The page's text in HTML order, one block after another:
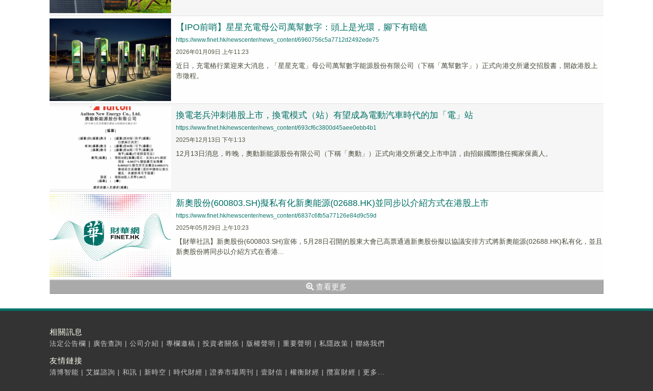
【IPO前哨】星星充電母公司萬幫數字：頭上是光環，腳下有暗礁
https://www.finet.hk/newscenter/news_content/6960756c5a7712d2492ede75
2026年01月09日 上午11:23
近日，充電樁行業迎來大消息，「星星充電」母公司萬幫數字能源股份有限公司（下稱「萬幫數字」）正式向港交所遞交招股書，開啟港股上
市徵程。
換電老兵沖刺港股上市，換電模式（站）有望成為電動汽車時代的加「電」站
https://www.finet.hk/newscenter/news_content/693cf6c3800d45aee0ebb4b1
2025年12月13日 下午1:13
12月13日消息，昨晚，奧動新能源股份有限公司（下稱「奧動」）正式向港交所遞交上市申請，由招銀國際擔任獨家保薦人。
新奧股份(600803.SH)擬私有化新奧能源(02688.HK)並同步以介紹方式在港股上市
https://www.finet.hk/newscenter/news_content/6837c6fb5a77126e84d9c59d
2025年05月29日 上午10:23
【財華社訊】新奧股份(600803.SH)宣佈，5月28日召開的股東大會已高票通過新奧股份擬以協議安排方式將新奧能源(02688.HK)私有化，並且
新奧股份將同步以介紹方式在香港...
查看更多
相關訊息
法定公告欄 | 廣告查詢 | 公司介紹 | 專欄邀稿 | 投資者關係 | 版權聲明 | 重要聲明 | 私隱政策 | 聯絡我們
友情鏈接
清博智能 | 艾媒諮詢 | 和訊 | 新時空 | 時代財經 | 證券市場周刊 | 壹財信 | 權衡財經 | 攬富財經 | 更多...